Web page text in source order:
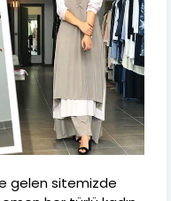
gelen sitemizde